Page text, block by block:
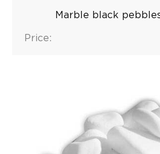
Marble black
Price: